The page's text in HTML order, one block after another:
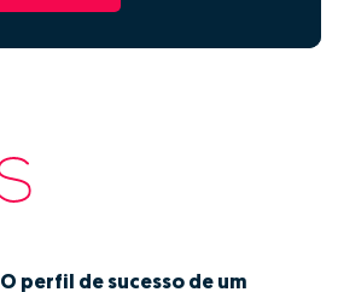
O perfil de sucesso de um